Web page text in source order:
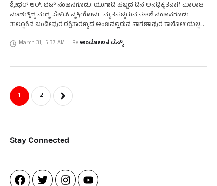
ಶ್ರೀಧರ್ ಆರ್. ಭಟ್ ನಂಜನಗೂಡು: ಯುಗಾದಿ ಹಬ್ಬದ ದಿನ ಅನಧಿಕೃತವಾಗಿ ಮಾರಾಟ
ಮಾಡುತ್ತಿದ್ದ ಮದ್ಯ ಸೇವಿಸಿ ವ್ಯಕ್ತಿಯೋರ್ವ ಮೃತಪಟ್ಟಿರುವ ಘಟನೆ ನಂಜನಗೂಡು
ತಾಲ್ಲೂಕಿನ ಬಂಡೀಪುರ ರಕ್ಷಿತಾರಣ್ಯದ ಅಂಚಿನಲ್ಲಿರುವ ನಾಗಣಾಪುರ ಕಾಲೋನಿಯಲ್ಲಿ
March 31, 6:37 AM By ಆಂದೋಲನ ಡೆಸ್ಕ್
1 2
Stay Connected​